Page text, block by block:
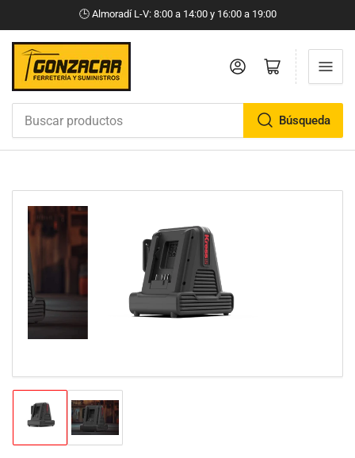
🕒​ Almoradí L-V: 8:00 a 14:00 y 16:00 a 19:00
Búsqueda
Iniciar sesiónAbrir cesta pequeña
Cargar
imagen
1
Cargar
imagen
2